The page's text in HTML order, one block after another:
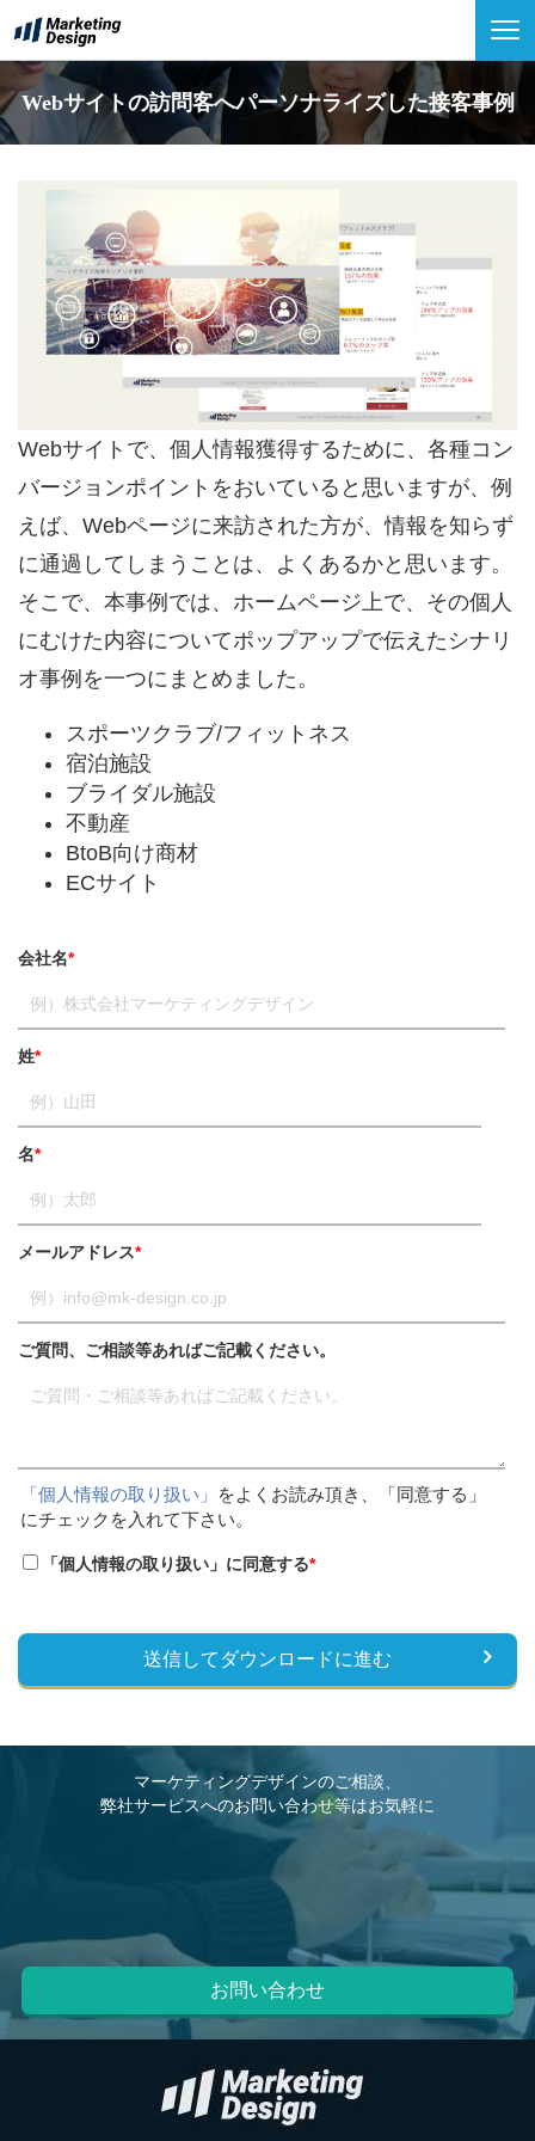
Webサイトの訪問客へパーソナライズした接客事例
Webサイトで、個人情報獲得するために、各種コン
バージョンポイントをおいていると思いますが、例
えば、Webページに来訪された方が、情報を知らず
に通過してしまうことは、よくあるかと思います。
そこで、本事例では、ホームページ上で、その個人
にむけた内容についてポップアップで伝えたシナリ
オ事例を一つにまとめました。
スポーツクラブ/フィットネス
宿泊施設
ブライダル施設
不動産
BtoB向け商材
ECサイト
会社名*
姓*
名*
メールアドレス*
ご質問、ご相談等あればご記載ください。
「個人情報の取り扱い」
をよくお読み頂き、「同意する」
にチェックを入れて下さい。
「個人情報の取り扱い」に同意する*
マーケティングデザインのご相談、
弊社サービスへのお問い合わせ等はお気軽に
お問い合わせ